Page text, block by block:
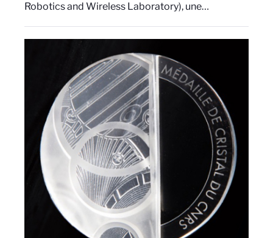
Robotics and Wireless Laboratory), une…